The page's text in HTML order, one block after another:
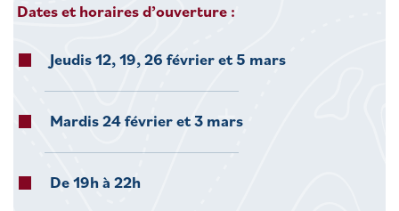
Dates et horaires d’ouverture :
Jeudis 12, 19, 26 février et 5 mars
Mardis 24 février et 3 mars
De 19h à 22h